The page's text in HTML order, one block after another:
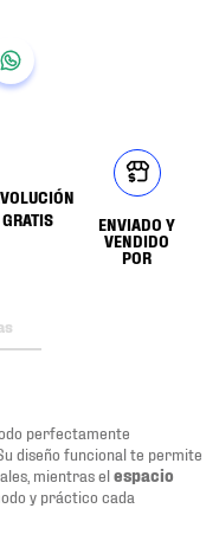
GRATIS
ENVIADO Y
VENDIDO
POR
perfectamente
Su diseño funcional te permite
mientras elespacio
y práctico cada